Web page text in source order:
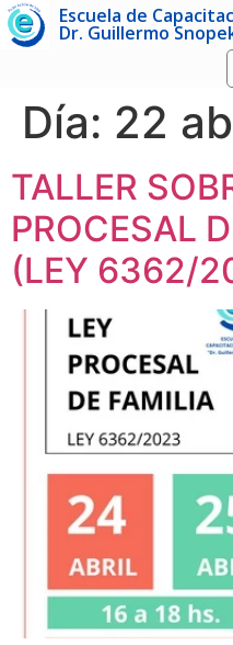
Escuela de
Dr. Guillermo
Día: 22
TALLER
PROCESAL
(LEY 6362/